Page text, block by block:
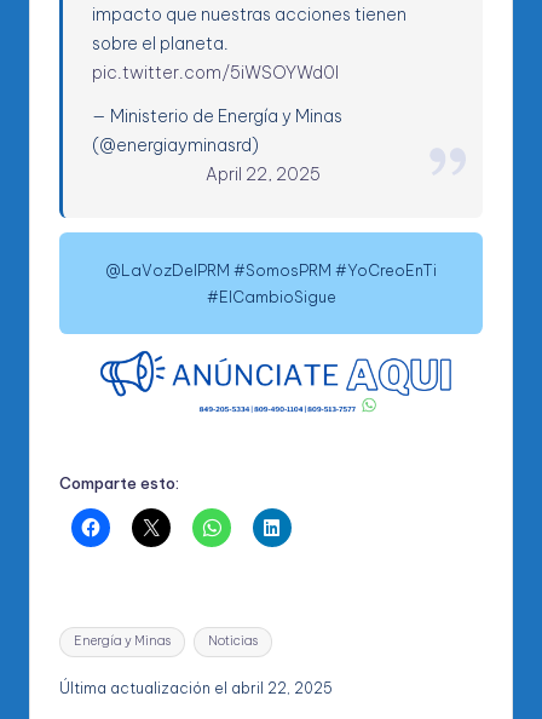
impacto que nuestras acciones tienen
sobre el planeta.
pic.twitter.com/5iWSOYWd0I
— Ministerio de Energía y Minas
(@energiayminasrd)
April 22, 2025
@LaVozDelPRM #SomosPRM #YoCreoEnTi
#ElCambioSigue
Comparte esto:
Etiquetas:
Energía y Minas Noticias
Última actualización el abril 22, 2025